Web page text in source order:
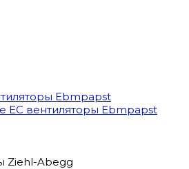
Ebmpapst
вентиляторы Ebmpapst
Ziehl-Abegg